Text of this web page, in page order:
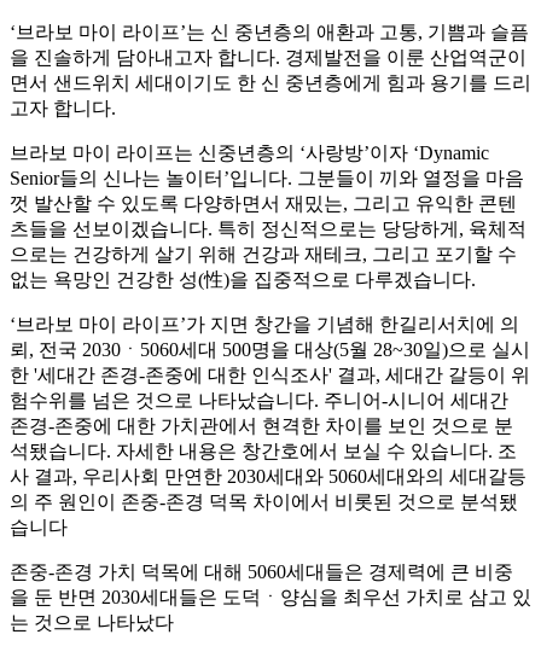
‘브라보 마이 라이프’는 신 중년층의 애환과 고통, 기쁨과 슬픔
을 진솔하게 담아내고자 합니다. 경제발전을 이룬 산업역군이
면서 샌드위치 세대이기도 한 신 중년층에게 힘과 용기를 드리
고자 합니다.
브라보 마이 라이프는 신중년층의 ‘사랑방’이자 ‘Dynamic
Senior들의 신나는 놀이터’입니다. 그분들이 끼와 열정을 마음
껏 발산할 수 있도록 다양하면서 재밌는, 그리고 유익한 콘텐
츠들을 선보이겠습니다. 특히 정신적으로는 당당하게, 육체적
으로는 건강하게 살기 위해 건강과 재테크, 그리고 포기할 수
없는 욕망인 건강한 성(性)을 집중적으로 다루겠습니다.
‘브라보 마이 라이프’가 지면 창간을 기념해 한길리서치에 의
뢰, 전국 2030ㆍ5060세대 500명을 대상(5월 28~30일)으로 실시
한 '세대간 존경-존중에 대한 인식조사' 결과, 세대간 갈등이 위
험수위를 넘은 것으로 나타났습니다. 주니어-시니어 세대간
존경-존중에 대한 가치관에서 현격한 차이를 보인 것으로 분
석됐습니다. 자세한 내용은 창간호에서 보실 수 있습니다. 조
사 결과, 우리사회 만연한 2030세대와 5060세대와의 세대갈등
의 주 원인이 존중-존경 덕목 차이에서 비롯된 것으로 분석됐
습니다
존중-존경 가치 덕목에 대해 5060세대들은 경제력에 큰 비중
을 둔 반면 2030세대들은 도덕ㆍ양심을 최우선 가치로 삼고 있
는 것으로 나타났다